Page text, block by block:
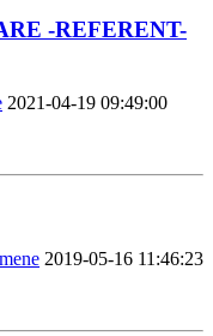
-REFERENT-
2021-04-19 09:49:00
2019-05-16 11:46:23